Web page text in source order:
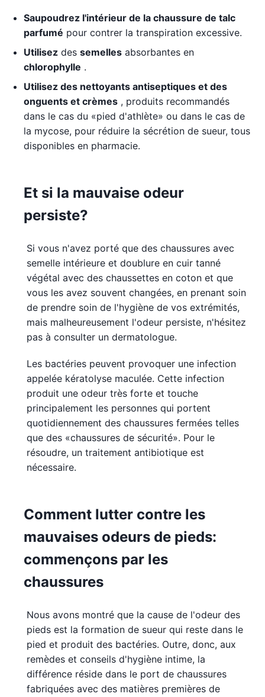
Saupoudrez l'intérieur de la chaussure de talc
parfumé pour contrer la transpiration excessive.
Utilisez des semelles absorbantes en
chlorophylle .
Utilisez des nettoyants antiseptiques et des
onguents et crèmes , produits recommandés
dans le cas du «pied d'athlète» ou dans le cas de
la mycose, pour réduire la sécrétion de sueur, tous
disponibles en pharmacie.
Et si la mauvaise odeur
persiste?
Si vous n'avez porté que des chaussures avec
semelle intérieure et doublure en cuir tanné
végétal avec des chaussettes en coton et que
vous les avez souvent changées, en prenant soin
de prendre soin de l'hygiène de vos extrémités,
mais malheureusement l'odeur persiste, n'hésitez
pas à consulter un dermatologue.
Les bactéries peuvent provoquer une infection
appelée kératolyse maculée. Cette infection
produit une odeur très forte et touche
principalement les personnes qui portent
quotidiennement des chaussures fermées telles
que des «chaussures de sécurité». Pour le
résoudre, un traitement antibiotique est
nécessaire.
Comment lutter contre les
mauvaises odeurs de pieds:
commençons par les
chaussures
Nous avons montré que la cause de l'odeur des
pieds est la formation de sueur qui reste dans le
pied et produit des bactéries. Outre, donc, aux
remèdes et conseils d'hygiène intime, la
différence réside dans le port de chaussures
fabriquées avec des matières premières de